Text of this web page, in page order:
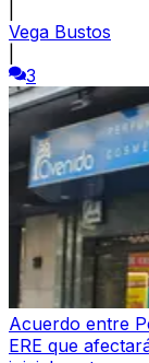
Vega Bustos
3
Acuerdo entre
ERE que